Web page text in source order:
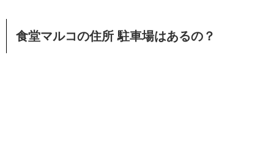
食堂マルコの住所 駐車場はあるの？